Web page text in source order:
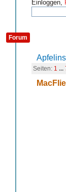
Einloggen,
Forum
Seiten: 1 ...